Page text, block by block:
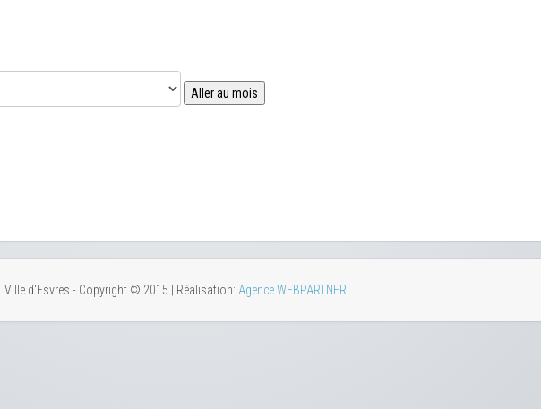
Aller au mois
Ville d'Esvres - Copyright © 2015 | Réalisation: Agence WEBPARTNER